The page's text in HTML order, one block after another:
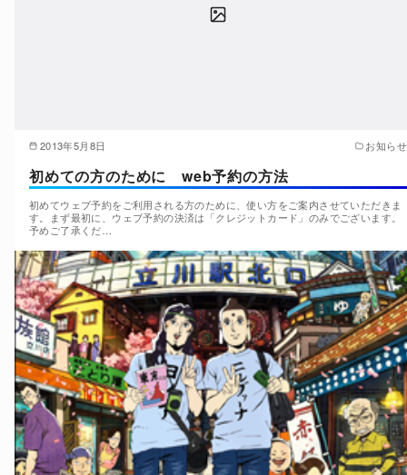
2013年5月8日 お知らせ
初めての方のために web予約の方法
初めてウェブ予約をご利用される方のために、使い方をご案内させていただきま
す。まず最初に、ウェブ予約の決済は「クレジットカード」のみでございます。
予めご了承くだ…